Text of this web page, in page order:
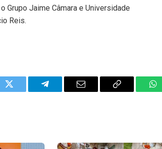
Grupo Jaime Câmara e Universidade
Reis.
Twitter Telegram Email
Copy